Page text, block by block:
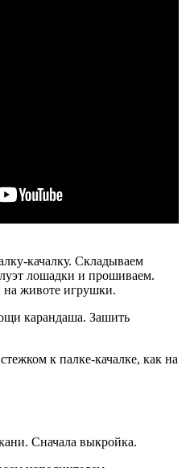
качалку. Складываем
лошадки и прошиваем.
на животе игрушки.
карандаша. Зашить
к палке-качалке, как на
Сначала выкройка.